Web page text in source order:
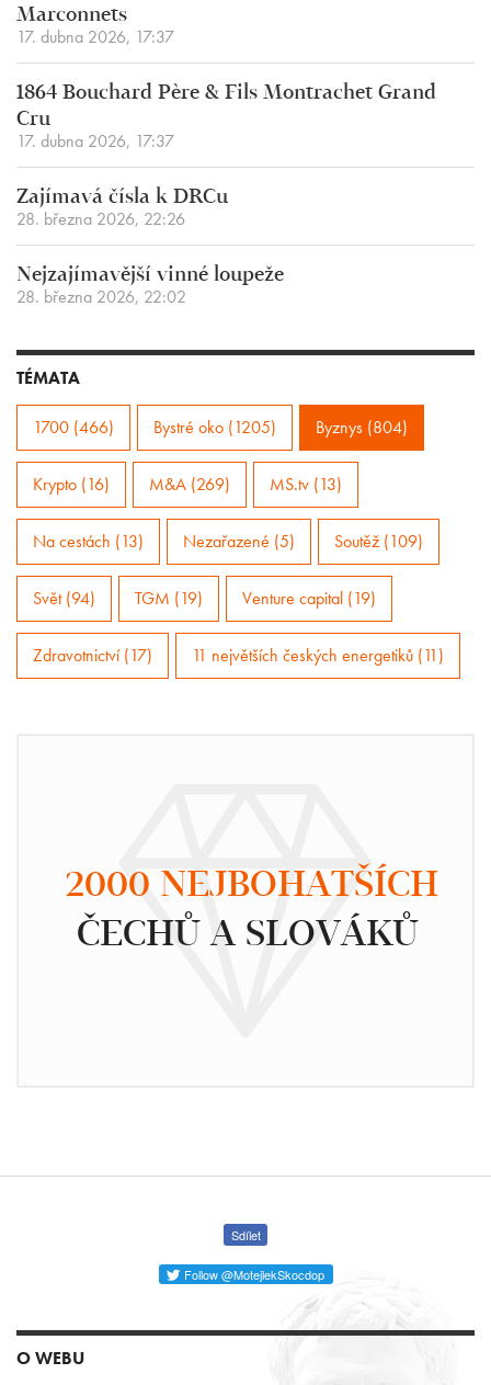
Marconnets
17. dubna 2026, 17:37
1864 Bouchard Père & Fils Montrachet Grand
Cru
17. dubna 2026, 17:37
Zajímavá čísla k DRCu
28. března 2026, 22:26
Nejzajímavější vinné loupeže
28. března 2026, 22:02
TÉMATA
1700 (466) Bystré oko (1205) Byznys (804)
Krypto (16) M&A (269) MS.tv (13)
Na cestách (13) Nezařazené (5) Soutěž (109)
Svět (94) TGM (19) Venture capital (19)
Zdravotnictví (17) 11 největších českých energetiků (11)
2000 NEJBOHATŠÍCH
ČECHŮ A SLOVÁKŮ
Sdílet
Follow @MotejlekSkocdop
O WEBU